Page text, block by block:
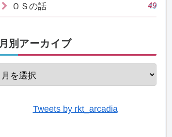
ＯＳの話 49
月別アーカイブ
Tweets by rkt_arcadia